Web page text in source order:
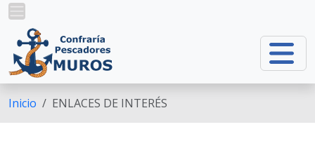
Pasar al contenido principal
Inicio ENLACES DE INTERÉS